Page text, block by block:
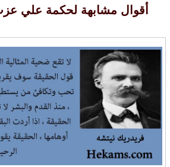
أقوال مشابهة لحكمة علي